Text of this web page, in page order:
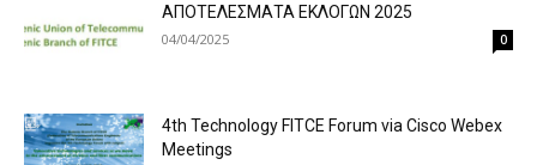
ΑΠΟΤΕΛΕΣΜΑΤΑ ΕΚΛΟΓΩΝ 2025
04/04/2025 0
4th Technology FITCE Forum via Cisco Webex
Meetings